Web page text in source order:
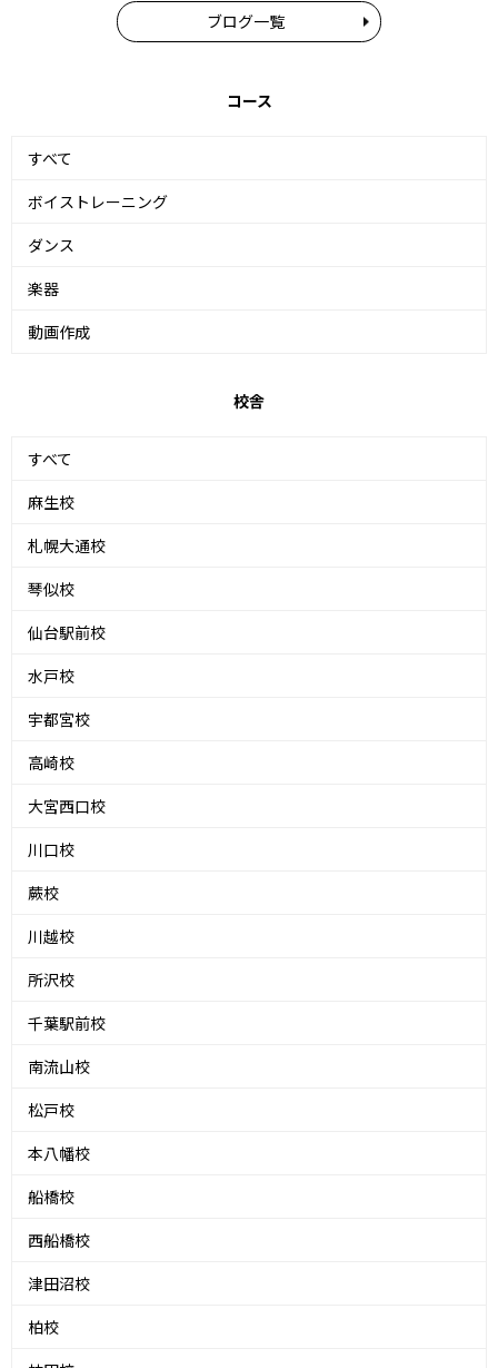
ブログ一覧
コース
すべて
ボイストレーニング
ダンス
楽器
動画作成
校舎
すべて
麻生校
札幌大通校
琴似校
仙台駅前校
水戸校
宇都宮校
高崎校
大宮西口校
川口校
蕨校
川越校
所沢校
千葉駅前校
南流山校
松戸校
本八幡校
船橋校
西船橋校
津田沼校
柏校